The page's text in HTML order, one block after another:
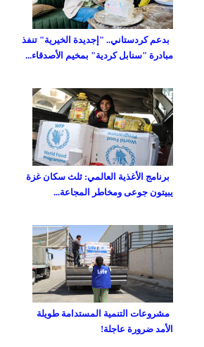
بدعم كردستاني.. "إجديدة الخيرية" تنفذ
مبادرة "سنابل كردية" بمخيم الأصدقاء...
برنامج الأغذية العالمي: ثلث سكان غزة
يبيتون جوعى ومخاطر المجاعة...
مشروعات التنمية المستدامة طويلة
الأمد ضرورة عاجلة!